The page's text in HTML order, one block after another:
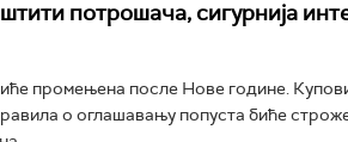
потрошача, сигурнија
промењена после Нове године.
о оглашавању попуста биће